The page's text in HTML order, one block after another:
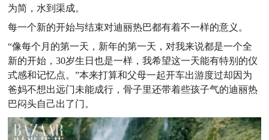
为简，水到渠成。
每一个新的开始与结束对迪丽热巴都有着不一样的意义。
“像每个月的第一天，新年的第一天，对我来说都是一个全
新的开始，30岁生日也是一样，我希望这一天能有特别的仪
式感和记忆点。”本来打算和父母一起开车出游度过却因为
爸妈不想出远门未能成行，骨子里还带着些孩子气的迪丽热
巴闷头自己出了门。